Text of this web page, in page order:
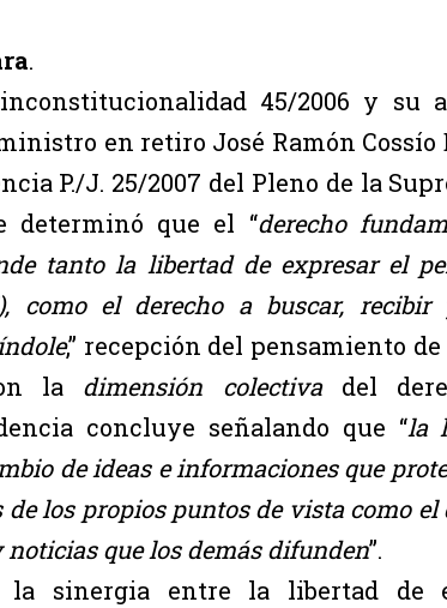
.
45/2006 y su
en retiro José Ramón Cossío
P./J. 25/2007 del Pleno de la
determinó que el “derecho
tanto la libertad de expresar el
como el derecho a buscar,
,” recepción del pensamiento de
la dimensión colectiva del
concluye señalando que “la
de ideas e informaciones que
los propios puntos de vista como el
que los demás difunden”.
la sinergia entre la libertad de